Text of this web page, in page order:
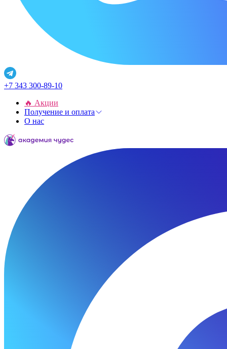
+7 343 300-89-10
🔥 Акции
Получение и оплата
О нас